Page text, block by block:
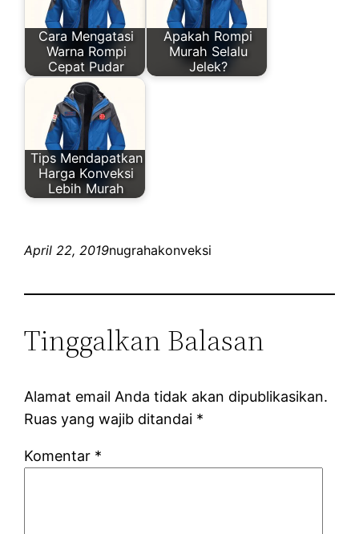
Cara Mengatasi
Warna Rompi
Cepat Pudar
Apakah Rompi
Murah Selalu
Jelek?
Tips Mendapatkan
Harga Konveksi
Lebih Murah
April 22, 2019nugrahakonveksi
Tinggalkan Balasan
Alamat email Anda tidak akan dipublikasikan.
Ruas yang wajib ditandai *
Komentar *